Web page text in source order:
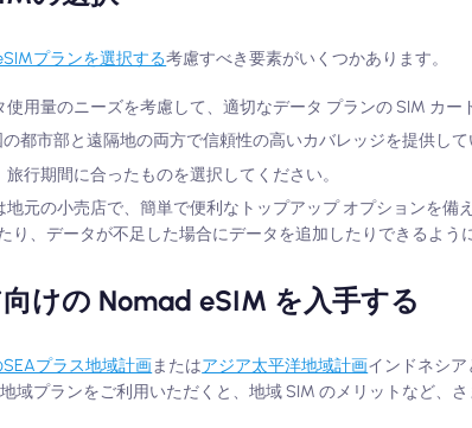
プランを選択する考慮すべき要素がいくつかあります。
用量のニーズを考慮して、適切なデータ プランの SIM カー
都市部と遠隔地の両方で信頼性の高いカバレッジを提供して
行期間に合ったものを選択してください。
元の小売店で、簡単で便利なトップアップ オプションを備
、データが不足した場合にデータを追加したりできるよう
けの Nomad eSIM を入手する
SEAプラス地域計画またはアジア太平洋地域計画インドネシ
域プランをご利用いただくと、地域 SIM のメリットなど、さ